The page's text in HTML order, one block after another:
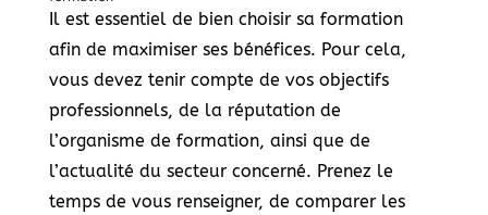
Il est essentiel de bien choisir sa formation
afin de maximiser ses bénéfices. Pour cela,
vous devez tenir compte de vos objectifs
professionnels, de la réputation de
l’organisme de formation, ainsi que de
l’actualité du secteur concerné. Prenez le
temps de vous renseigner, de comparer les